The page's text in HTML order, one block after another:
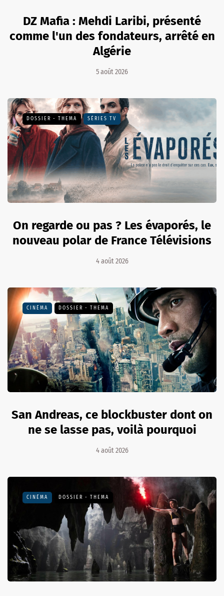
DZ Mafia : Mehdi Laribi, présenté
comme l'un des fondateurs, arrêté en
Algérie
5 août 2026
DOSSIER - THEMA SÉRIES TV
On regarde ou pas ? Les évaporés, le
nouveau polar de France Télévisions
4 août 2026
CINÉMA DOSSIER - THEMA
San Andreas, ce blockbuster dont on
ne se lasse pas, voilà pourquoi
4 août 2026
CINÉMA DOSSIER - THEMA